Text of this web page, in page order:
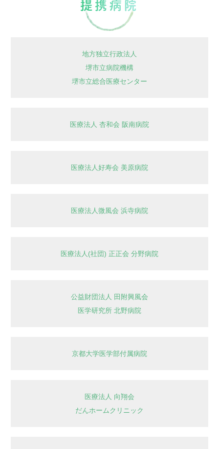
連携病院
地方独立行政法人
堺市立病院機構
堺市立総合医療センター
医療法人 杏和会 阪南病院
医療法人好寿会 美原病院
医療法人微風会 浜寺病院
医療法人(社団) 正正会 分野病院
公益財団法人 田附興風会
医学研究所 北野病院
京都大学医学部付属病院
医療法人 向翔会
だんホームクリニック